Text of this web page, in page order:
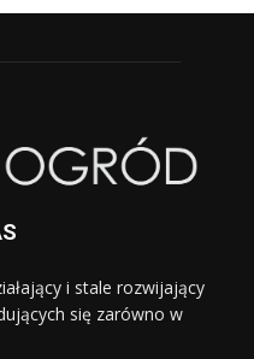
i stale rozwijający
się zarówno w